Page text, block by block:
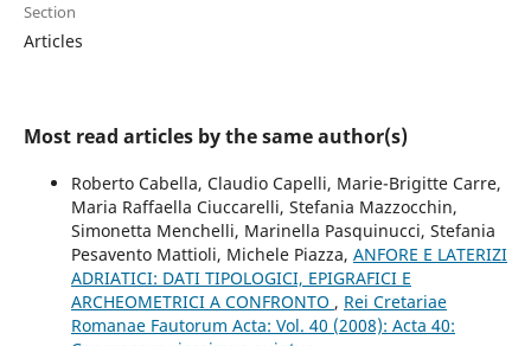
Section
Articles
Most read articles by the same author(s)
Roberto Cabella, Claudio Capelli, Marie-Brigitte Carre,
Maria Raffaella Ciuccarelli, Stefania Mazzocchin,
Simonetta Menchelli, Marinella Pasquinucci, Stefania
Pesavento Mattioli, Michele Piazza, ANFORE E LATERIZI
ADRIATICI: DATI TIPOLOGICI, EPIGRAFICI E
ARCHEOMETRICI A CONFRONTO , Rei Cretariae
Romanae Fautorum Acta: Vol. 40 (2008): Acta 40: